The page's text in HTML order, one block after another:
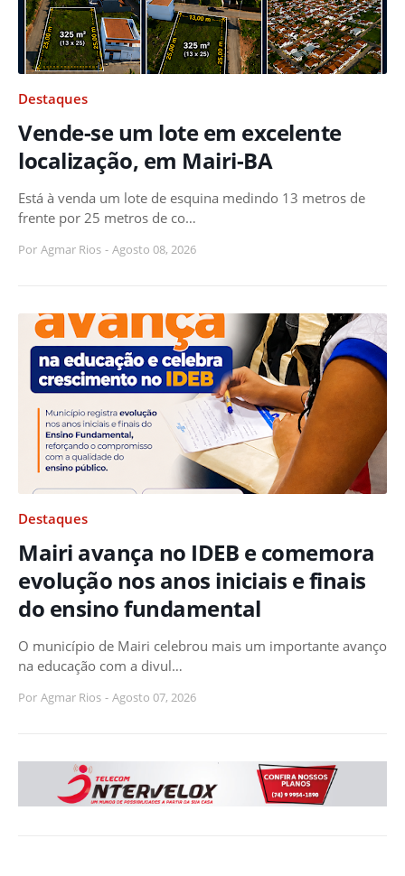
Destaques
Vende-se um lote em excelente
localização, em Mairi-BA
Está à venda um lote de esquina medindo 13 metros de
frente por 25 metros de co…
Por Agmar Rios - Agosto 08, 2026
Destaques
Mairi avança no IDEB e comemora
evolução nos anos iniciais e finais
do ensino fundamental
O município de Mairi celebrou mais um importante avanço
na educação com a divul…
Por Agmar Rios - Agosto 07, 2026